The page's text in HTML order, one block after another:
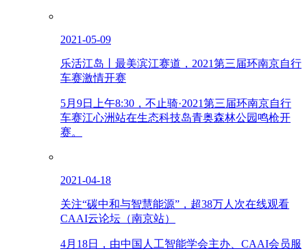
2021-05-09
乐活江岛丨最美滨江赛道，2021第三届环南京自行
车赛激情开赛
5月9日上午8:30，不止骑·2021第三届环南京自行
车赛江心洲站在生态科技岛青奥森林公园鸣枪开
赛。
2021-04-18
关注“碳中和与智慧能源”，超38万人次在线观看
CAAI云论坛（南京站）
4月18日，由中国人工智能学会主办、CAAI会员服